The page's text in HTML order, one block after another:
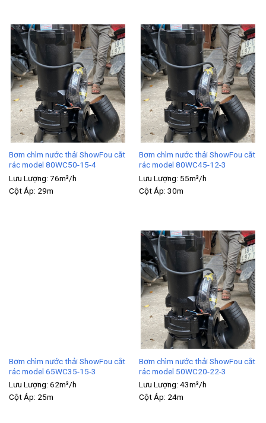
Bơm chìm nước thải ShowFou cắt
rác model 80WC50-15-4
Lưu Lượng: 76m³/h
Cột Áp: 29m
Bơm chìm nước thải ShowFou cắt
rác model 80WC45-12-3
Lưu Lượng: 55m³/h
Cột Áp: 30m
Bơm chìm nước thải ShowFou cắt
rác model 65WC35-15-3
Lưu Lượng: 62m³/h
Cột Áp: 25m
Bơm chìm nước thải ShowFou cắt
rác model 50WC20-22-3
Lưu Lượng: 43m³/h
Cột Áp: 24m